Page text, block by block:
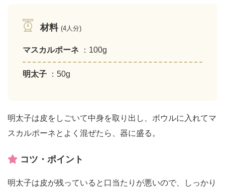
材料 (4人分)
マスカルポーネ ：100g
明太子 ：50g
明太子は皮をしごいて中身を取り出し、ボウルに入れてマ
スカルポーネとよく混ぜたら、器に盛る。
コツ・ポイント
明太子は皮が残っていると口当たりが悪いので、しっかり